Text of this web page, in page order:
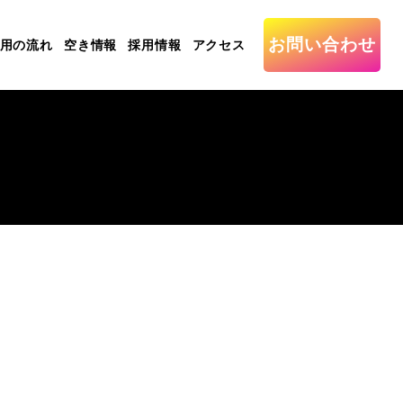
の流れ 空き情報 採用情報 アクセス お問い合わせ